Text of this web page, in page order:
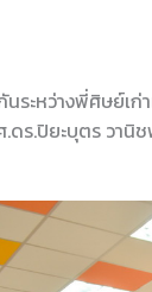
ะหว่างพี่ศิษย์
ร.ปิยะบุตร วา